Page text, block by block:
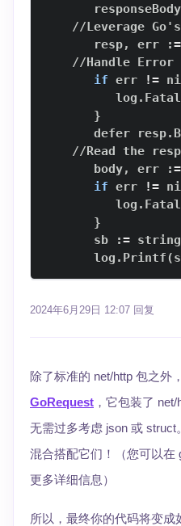
//Leverage
       resp, err :
=
if err !=
}
defer
       body, err :
=
if err !=
}
       sb :
= string
       log.Printf
(
2024年6月29日 12:07 回复
除了标准的 net/http 包之外
GoRequest ，它包装了
无需过多考虑 json 或
混合搭配它们！（您可以在
更多详细信息）
所以，最终你的代码将变成